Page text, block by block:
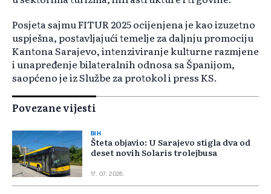
Posjeta sajmu FITUR 2025 ocijenjena je kao izuzetno
uspješna, postavljajući temelje za daljnju promociju
Kantona Sarajevo, intenziviranje kulturne razmjene
i unapređenje bilateralnih odnosa sa Španijom,
saopćeno je iz Službe za protokol i press KS.
Povezane vijesti
BIH
Šteta objavio: U Sarajevo stigla dva od
deset novih Solaris trolejbusa
17. 07. 2026.